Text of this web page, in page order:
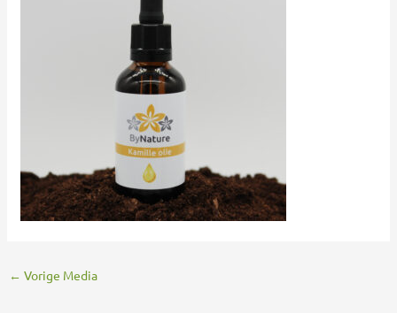
← Vorige Media